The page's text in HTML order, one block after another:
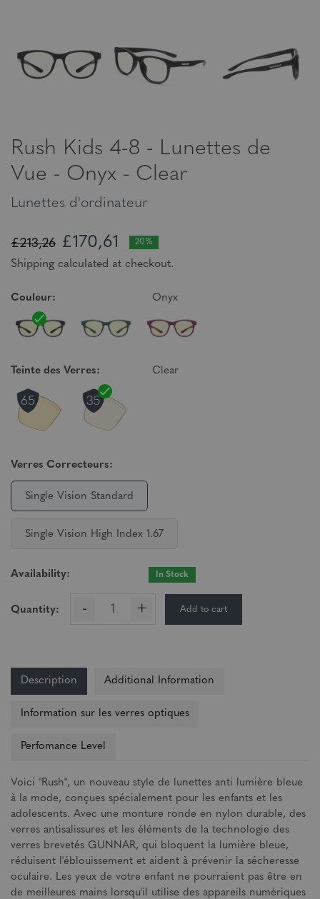
Rush Kids 4-8 - Lunettes de
Vue - Onyx - Clear
Lunettes d'ordinateur
£213,26 £170,61 20%
Shipping calculated at checkout.
Couleur: Onyx
Teinte des Verres: Clear
Verres Correcteurs:
Single Vision Standard
Single Vision High Index 1.67
Availability: In Stock
Quantity: - + Add to cart
Description Additional Information
Information sur les verres optiques
Perfomance Level
Voici "Rush", un nouveau style de lunettes anti lumière bleue
à la mode, conçues spécialement pour les enfants et les
adolescents. Avec une monture ronde en nylon durable, des
verres antisalissures et les éléments de la technologie des
verres brevetés GUNNAR, qui bloquent la lumière bleue,
réduisent l'éblouissement et aident à prévenir la sécheresse
oculaire. Les yeux de votre enfant ne pourraient pas être en
de meilleures mains lorsqu'il utilise des appareils numériques